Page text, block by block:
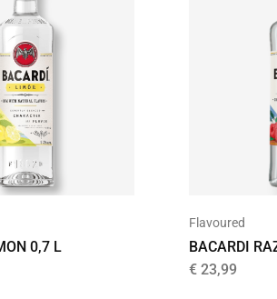
0,7 L
Flavoured
BACARDI
€ 23,99